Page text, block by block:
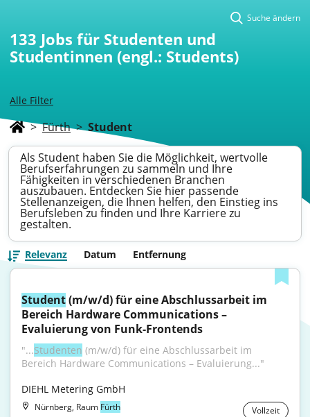
Alle Filter
Suche ändern
133 Jobs für Studenten und
Studentinnen (engl.: Students)
> Fürth > Student
Als Student haben Sie die Möglichkeit, wertvolle
Berufserfahrungen zu sammeln und Ihre
Fähigkeiten in verschiedenen Branchen
auszubauen. Entdecken Sie hier passende
Stellenanzeigen, die Ihnen helfen, den Einstieg ins
Berufsleben zu finden und Ihre Karriere zu
gestalten.
Relevanz Datum Entfernung
Student (m/w/d) für eine Abschlussarbeit im
Bereich Hardware Communications –
Evaluierung von Funk-Frontends
"...Studenten (m/w/d) für eine Abschlussarbeit im
Bereich Hardware Communications – Evaluierung..."
DIEHL Metering GmbH
Nürnberg, Raum Fürth Vollzeit